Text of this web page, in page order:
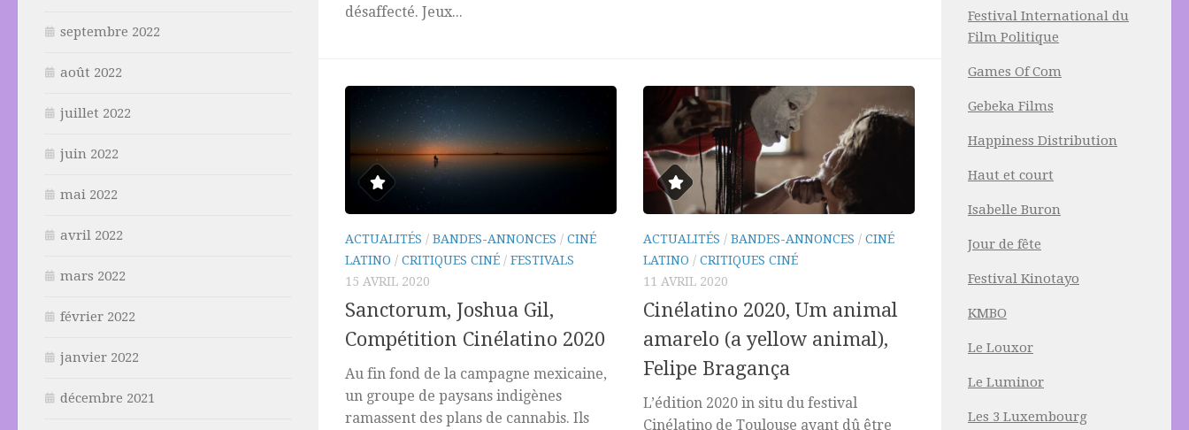
désaffecté. Jeux...
ACTUALITÉS / BANDES-ANNONCES / CINÉ
LATINO / CRITIQUES CINÉ / FESTIVALS
15 AVRIL 2020
Sanctorum, Joshua Gil,
Compétition Cinélatino 2020
Au fin fond de la campagne mexicaine,
un groupe de paysans indigènes
ramassent des plans de cannabis. Ils
ACTUALITÉS / BANDES-ANNONCES / CINÉ
LATINO / CRITIQUES CINÉ
11 AVRIL 2020
Cinélatino 2020, Um animal
amarelo (a yellow animal),
Felipe Bragança
L’édition 2020 in situ du festival
Cinélatino de Toulouse ayant dû être
septembre 2022
août 2022
juillet 2022
juin 2022
mai 2022
avril 2022
mars 2022
février 2022
janvier 2022
décembre 2021
Festival International du
Film Politique
Games Of Com
Gebeka Films
Happiness Distribution
Haut et court
Isabelle Buron
Jour de fête
Festival Kinotayo
KMBO
Le Louxor
Le Luminor
Les 3 Luxembourg